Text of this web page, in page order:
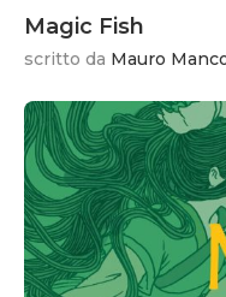
Magic Fish
scritto da Mauro